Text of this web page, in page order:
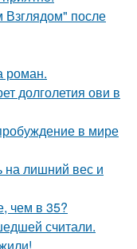
после
роман.
долголетия ови в
в мире
на лишний вес и
чем в 35?
считали.